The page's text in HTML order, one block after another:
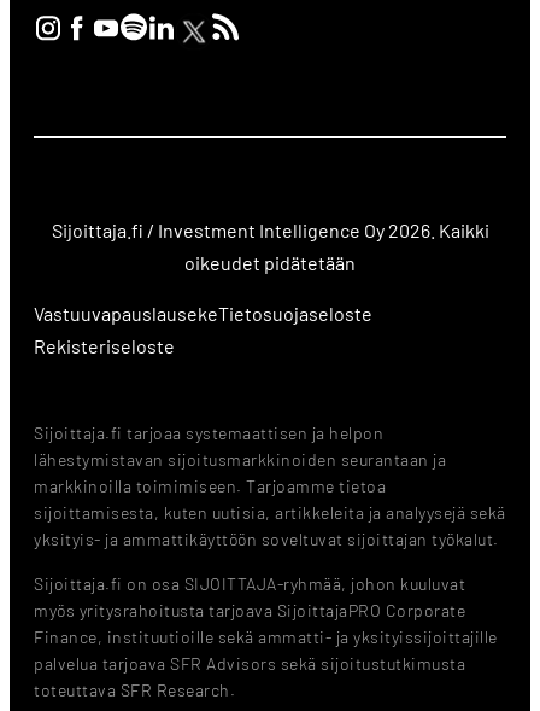
Sijoittaja.fi / Investment Intelligence Oy 2026. Kaikki
oikeudet pidätetään
VastuuvapauslausekeTietosuojaseloste
Rekisteriseloste
Sijoittaja.fi tarjoaa systemaattisen ja helpon
lähestymistavan sijoitusmarkkinoiden seurantaan ja
markkinoilla toimimiseen. Tarjoamme tietoa
sijoittamisesta, kuten uutisia, artikkeleita ja analyysejä sekä
yksityis- ja ammattikäyttöön soveltuvat sijoittajan työkalut.
Sijoittaja.fi on osa SIJOITTAJA-ryhmää, johon kuuluvat
myös yritysrahoitusta tarjoava SijoittajaPRO Corporate
Finance, instituutioille sekä ammatti- ja yksityissijoittajille
palvelua tarjoava SFR Advisors sekä sijoitustutkimusta
toteuttava SFR Research.